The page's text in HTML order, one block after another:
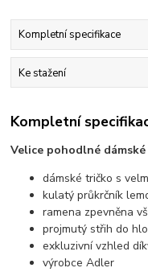
Kompletní specifikace
Ke stažení
Kompletní
Velice pohodlné
dámské tričko s
kulatý průkrčník
ramena zpevněna
projmutý střih do
exkluzivní vzhled
výrobce Adler